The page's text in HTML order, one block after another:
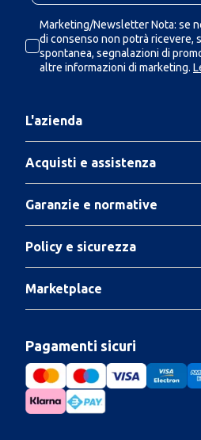
Marketing/Newsletter Nota: se
di consenso non potrà ricevere,
spontanea, segnalazioni di
altre informazioni di marketing.
L'azienda
Acquisti e assistenza
Garanzie e normative
Policy e sicurezza
Marketplace
Pagamenti sicuri